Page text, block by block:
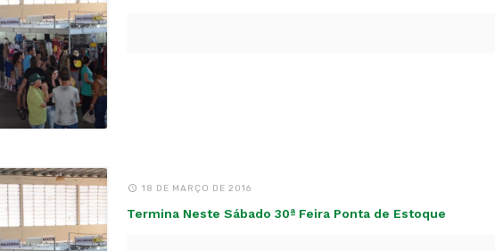
18 DE MARÇO DE 2016
Termina Neste Sábado 30ª Feira Ponta de Estoque